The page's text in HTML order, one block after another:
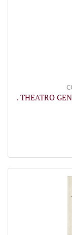
. THEATRO